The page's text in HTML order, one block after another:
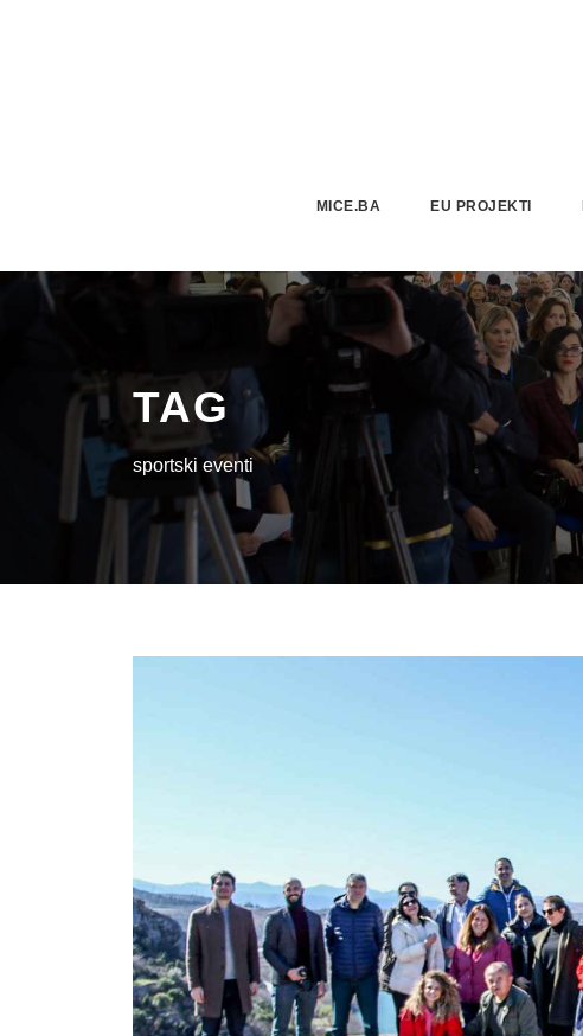
MICE.BA EU PROJEKTI
TAG
sportski eventi